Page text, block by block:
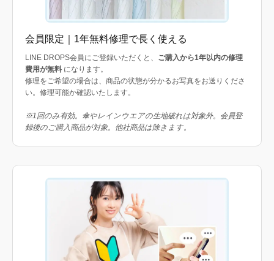
会員限定｜1年無料修理で長く使える
LINE DROPS会員にご登録いただくと、 ご購入から1年以内の修理
費用が無料 になります。
修理をご希望の場合は、商品の状態が分かるお写真をお送りくださ
い。修理可能か確認いたします。
※1回のみ有効。傘やレインウエアの生地破れは対象外。会員登
録後のご購入商品が対象。他社商品は除きます。